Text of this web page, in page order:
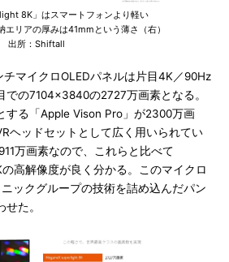
8K」はスマートフォンより軽い
エリアの厚みは41mmという薄さ（右）
出所：Shiftall
マイクロOLEDパネルは片目4K／90Hz
での7104×3840の2727万画素となる。
する「Apple Vison Pro」が2300万画
ヘッドセットとして広く用いられてい
万画素なので、これらと比べて
高解像度が良く分かる。このマイクロ
ックグループの技術を詰め込んだパン
た。